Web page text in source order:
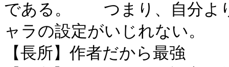
である。 つまり、自分よ
ャラの設定がいじれない。
【長所】作者だから最強